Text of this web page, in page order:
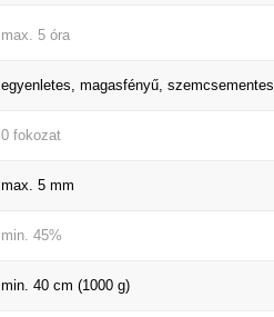
max. 5 óra
egyenletes, magasfényű, szemcsementes
0 fokozat
max. 5 mm
min. 45%
min. 40 cm (1000 g)